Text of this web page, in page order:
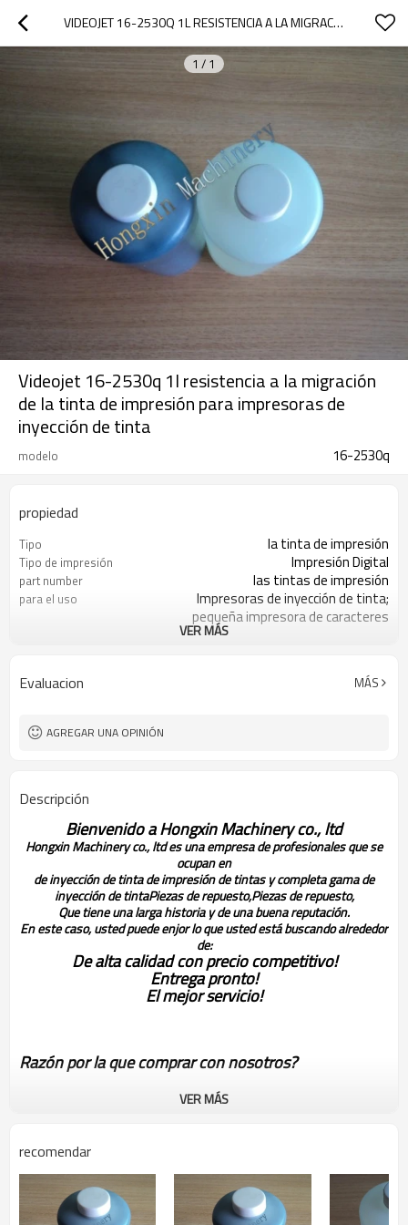
VIDEOJET 16-2530Q 1L RESISTENCIA A LA MIGRACIÓN DE LA TINTA DE IMPRESIÓN PARA IMPRESORAS DE INYECCIÓN DE TINTA
1 / 1
Videojet 16-2530q 1l resistencia a la migración
de la tinta de impresión para impresoras de
inyección de tinta
modelo 16-2530q
propiedad
Tipo la tinta de impresión
Tipo de impresión Impresión Digital
part number las tintas de impresión
para el uso
Impresoras de inyección de tinta;
pequeña impresora de caracteres
12 litros
condiciones de pago /t t; la unión occidental
el tiempo de entrega
VER MÁS
Evaluacion MÁS
AGREGAR UNA OPINIÓN
Descripción
Bienvenido a Hongxin Machinery co., ltd
Hongxin Machinery co., ltd es una empresa de profesionales que se
ocupan en
de inyección de tinta de impresión de tintas y completa gama de
inyección de tintaPiezas de repuesto,Piezas de repuesto,
Que tiene una larga historia y de una buena reputación.
En este caso, usted puede enjor lo que usted está buscando alrededor
de:
De alta calidad con precio competitivo!
Entrega pronto!
El mejor servicio!
Razón por la que comprar con nosotros?
2) 3 meses products' de período de garantía!
VER MÁS
recomendar